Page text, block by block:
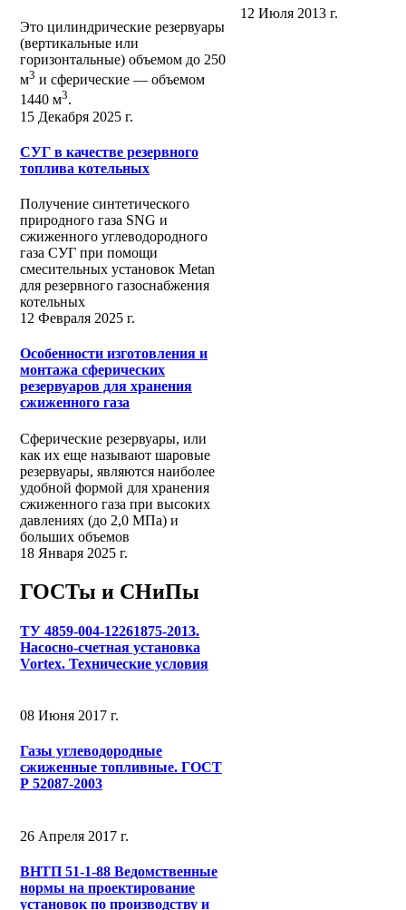
Это цилиндрические резервуары
(вертикальные или
горизонтальные) объемом до 250
м3 и сферические ― объемом
1440 м3.
15 Декабря 2025 г.
СУГ в качестве резервного
топлива котельных
Получение синтетического
природного газа SNG и
сжиженного углеводородного
газа СУГ при помощи
смесительных установок Metan
для резервного газоснабжения
котельных
12 Февраля 2025 г.
Особенности изготовления и
монтажа сферических
резервуаров для хранения
сжиженного газа
Сферические резервуары, или
как их еще называют шаровые
резервуары, являются наиболее
удобной формой для хранения
сжиженного газа при высоких
давлениях (до 2,0 МПа) и
больших объемов
18 Января 2025 г.
ГОСТы и СНиПы
ТУ 4859-004-12261875-2013.
Насосно-счетная установка
Vortex. Технические условия
08 Июня 2017 г.
Газы углеводородные
сжиженные топливные. ГОСТ
Р 52087-2003
26 Апреля 2017 г.
ВНТП 51-1-88 Ведомственные
нормы на проектирование
установок по производству и
12 Июля 2013 г.